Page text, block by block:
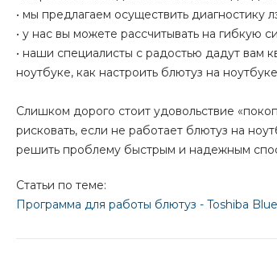
• мы предлагаем осуществить диагностику
• у нас вы можете рассчитывать на гибкую
• наши специалисты с радостью дадут вам
ноутбуке, как настроить блютуз на
Слишком дорого стоит удовольствие
рисковать, если не работает блютуз на
решить проблему быстрым и надежным
Статьи по теме:
Программа для работы блютуз - Toshiba